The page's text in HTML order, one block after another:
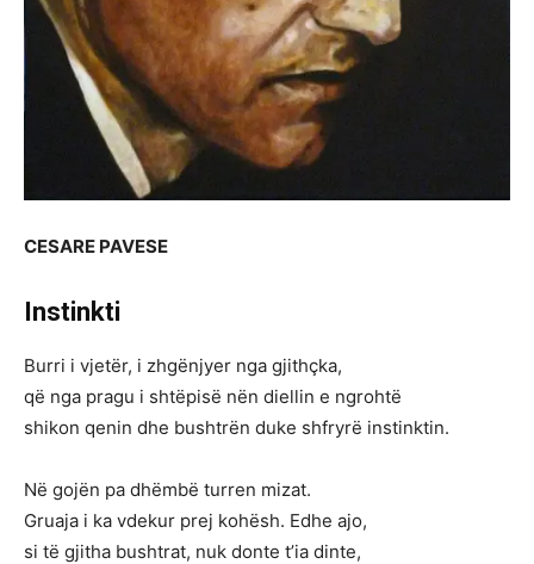
CESARE PAVESE
Instinkti
Burri i vjetër, i zhgënjyer nga gjithçka,
që nga pragu i shtëpisë nën diellin e ngrohtë
shikon qenin dhe bushtrën duke shfryrë instinktin.
Në gojën pa dhëmbë turren mizat.
Gruaja i ka vdekur prej kohësh. Edhe ajo,
si të gjitha bushtrat, nuk donte t’ia dinte,